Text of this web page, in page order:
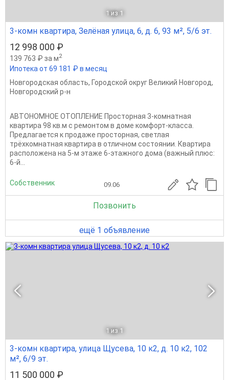
1 из 1
3-комн квартира, Зелёная улица, 6, д. 6, 93 м², 5/6 эт.
12 998 000 ₽
139 763 ₽ за м2
Ипотека от 69 181 ₽ в месяц
Новгородская область, Городской округ Великий Новгород,
Новгородский р-н
АВТОНОМНОЕ ОТОПЛЕНИЕ Просторная 3-комнатная
квартира 98 кв.м с ремонтом в доме комфорт-класса.
Предлагается к продаже просторная, светлая
трёхкомнатная квартира в отличном состоянии. Квартира
расположена на 5-м этаже 6-этажного дома (важный плюс:
6-й...
Собственник 09.06
Позвонить
ещё 1 объявление
1 из 1
3-комн квартира, улица Щусева, 10 к2, д. 10 к2, 102
м², 6/9 эт.
11 500 000 ₽